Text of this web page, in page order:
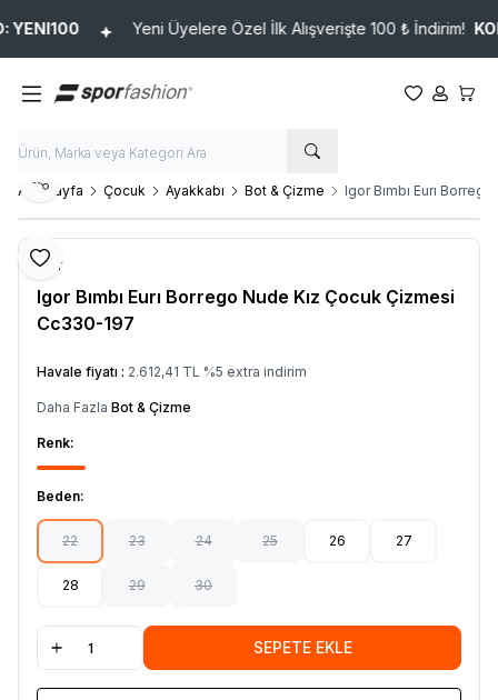
Yeni Üyelere Özel İlk Alışverişte 100 ₺ İndirim!
Favorilerim
Hesabım
Ana Sayfa Çocuk Ayakkabı Bot & Çizme Igor Bımbı Eurı
Favoriye Ekle
Paylaş
Igor
Igor Bımbı Eurı Borrego Nude Kız Çocuk Çizmesi
Cc330-197
Havale fiyatı : 2.612,41 TL %5 extra indirim
Daha Fazla Bot & Çizme
Renk:
Beden:
22 23 24 25 26 27
28 29 30
SEPETE EKLE